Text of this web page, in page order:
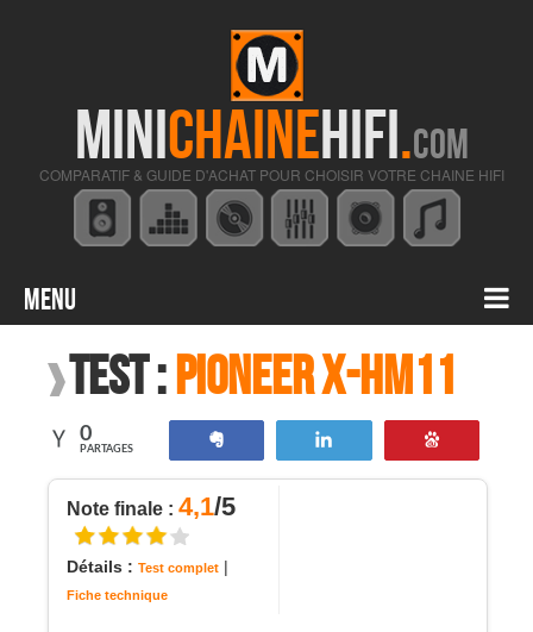
MINICHAINEHIFI.COM
COMPARATIF & GUIDE D'ACHAT POUR CHOISIR VOTRE CHAINE HIFI
Menu
Test :Pioneer X-HM11
0
PARTAGES
Note finale : 4,1/5
Détails : Test complet |
Fiche technique